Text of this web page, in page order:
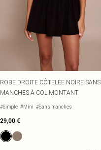
ROBE DROITE CÔTELÉE NOIRE SANS
MANCHES À COL MONTANT
#Simple #Mini #Sans manches
29,00 €